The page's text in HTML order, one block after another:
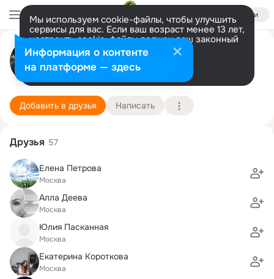
Войти
Мы используем cookie-файлы, чтобы улучшить
сервисы для вас. Если ваш возраст менее 13 лет,
настроить cookie-файлы должен ваш законный
представитель. Больше информации
Разрешить все Настроить
Александр Грибков
Москва
4 февраля (44 года)
МАИ, Московский авиационный институт
Подробнее
Добавить в друзья Написать
Друзья 57
Елена Петрова
Москва
Алла Деева
Москва
Юлия Пасканная
Москва
Екатерина Короткова
Москва
Информация о контенте
на платформе — здесь